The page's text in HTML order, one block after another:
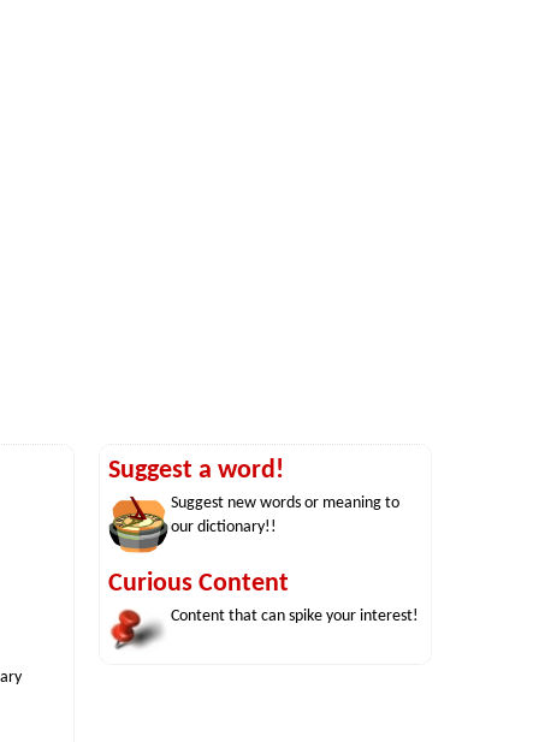
Suggest a word!
Suggest new words or meaning to
our dictionary!!
Curious Content
Content that can spike your interest!